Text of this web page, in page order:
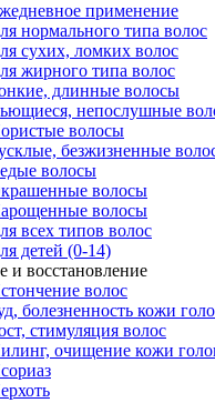
применение
нормального типа волос
сухих, ломких волос
жирного типа волос
длинные волосы
непослушные
волосы
безжизненные
волосы
волосы
волосы
всех типов волос
детей (0-14)
и восстановление
волос
болезненность кожи
стимуляция волос
очищение кожи